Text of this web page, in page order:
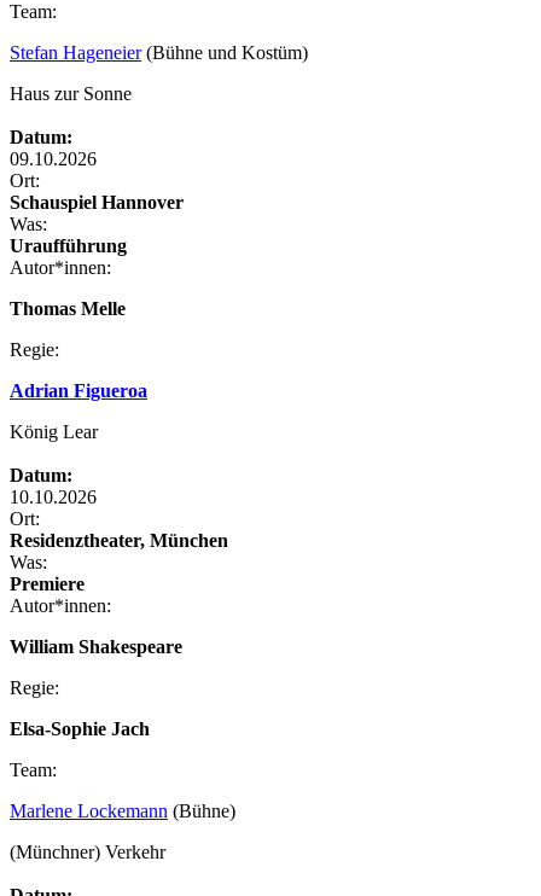
Team:
Stefan Hageneier(Bühne und Kostüm)
Haus zur Sonne
Datum:
09.10.2026
Ort:
Schauspiel Hannover
Was:
Uraufführung
Autor*innen:
Thomas Melle
Regie:
Adrian Figueroa
König Lear
Datum:
10.10.2026
Ort:
Residenztheater, München
Was:
Premiere
Autor*innen:
William Shakespeare
Regie:
Elsa-Sophie Jach
Team:
Marlene Lockemann (Bühne)
(Münchner) Verkehr